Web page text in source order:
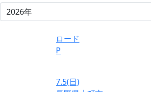
ロード
P
7.5(日)